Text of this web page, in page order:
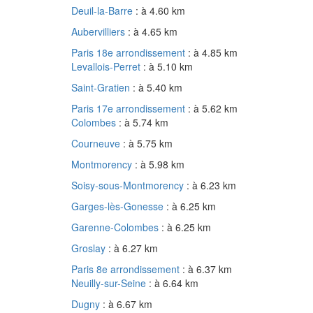
Deuil-la-Barre : à 4.60 km
Aubervilliers : à 4.65 km
Paris 18e arrondissement : à 4.85 km
Levallois-Perret : à 5.10 km
Saint-Gratien : à 5.40 km
Paris 17e arrondissement : à 5.62 km
Colombes : à 5.74 km
Courneuve : à 5.75 km
Montmorency : à 5.98 km
Soisy-sous-Montmorency : à 6.23 km
Garges-lès-Gonesse : à 6.25 km
Garenne-Colombes : à 6.25 km
Groslay : à 6.27 km
Paris 8e arrondissement : à 6.37 km
Neuilly-sur-Seine : à 6.64 km
Dugny : à 6.67 km